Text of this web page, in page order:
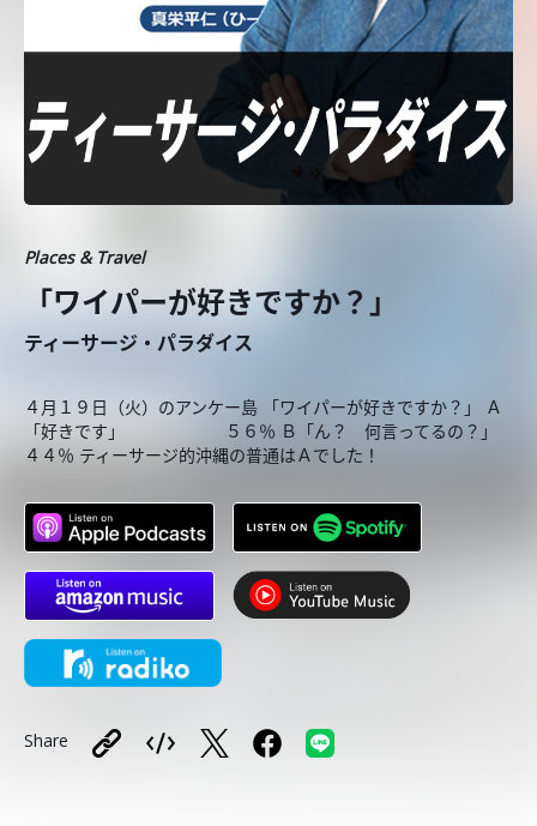
Places & Travel
「ワイパーが好きですか？」
ティーサージ・パラダイス
４月１９日（火）のアンケー島 「ワイパーが好きですか？」 Ａ
「好きです」 ５６％ Ｂ「ん？ 何言ってるの？」
４４％ ティーサージ的沖縄の普通はＡでした！
Share